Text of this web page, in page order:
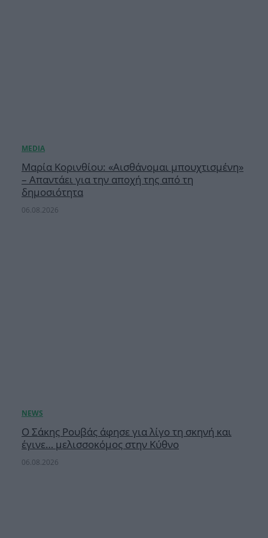
Μαρία Κορινθίου: «Αισθάνομαι μπουχτισμένη»
– Απαντάει για την αποχή της από τη
δημοσιότητα
06.08.2026
Ο Σάκης Ρουβάς άφησε για λίγο τη σκηνή και
έγινε… μελισσοκόμος στην Κύθνο
06.08.2026